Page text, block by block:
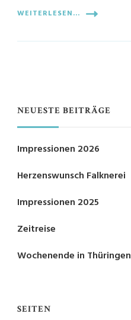
WEITERLESEN...
NEUESTE BEITRÄGE
Impressionen 2026
Herzenswunsch Falknerei
Impressionen 2025
Zeitreise
Wochenende in Thüringen
SEITEN